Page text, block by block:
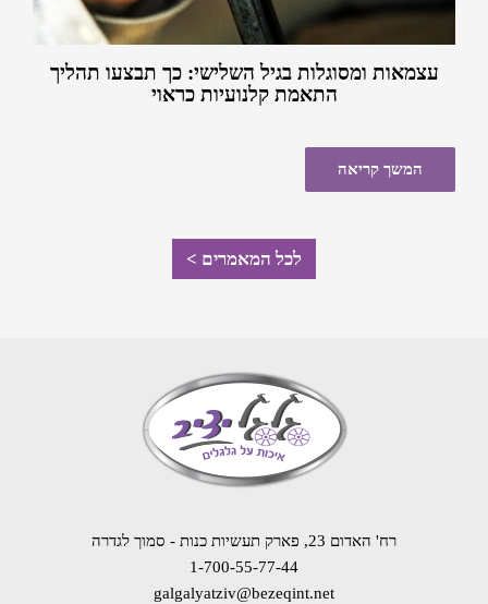
עצמאות ומסוגלות בגיל השלישי: כך תבצעו תהליך
התאמת קלנועיות כראוי
המשך קריאה
לכל המאמרים >
רח' האדום 23, פארק תעשיות כנות - סמוך לגדרה
1-700-55-77-44
galgalyatziv@bezeqint.net